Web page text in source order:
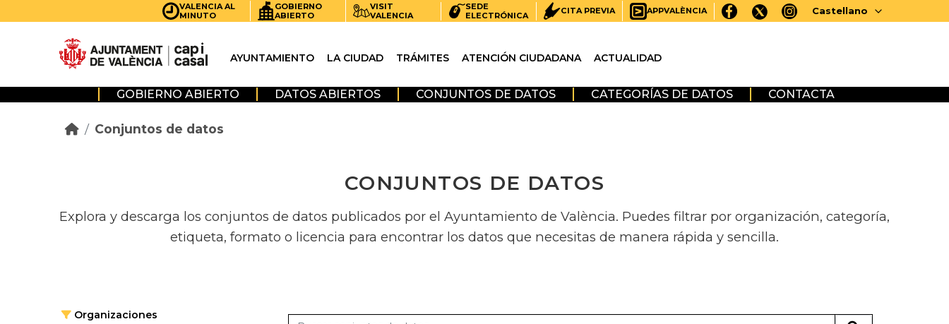
VALENCIA AL
MINUTO
GOBIERNO
ABIERTO
VISIT
VALENCIA
SEDE
ELECTRÓNICA
CITA PREVIA APPVALÈNCIA Castellano
AYUNTAMIENTO LA CIUDAD TRÁMITES ATENCIÓN CIUDADANA ACTUALIDAD
GOBIERNO ABIERTO DATOS ABIERTOS CONJUNTOS DE DATOS CATEGORÍAS DE DATOS CONTACTA
Conjuntos de datos
CONJUNTOS DE DATOS
Explora y descarga los conjuntos de datos publicados por el Ayuntamiento de València. Puedes filtrar por organización, categoría,
etiqueta, formato o licencia para encontrar los datos que necesitas de manera rápida y sencilla.
Organizaciones